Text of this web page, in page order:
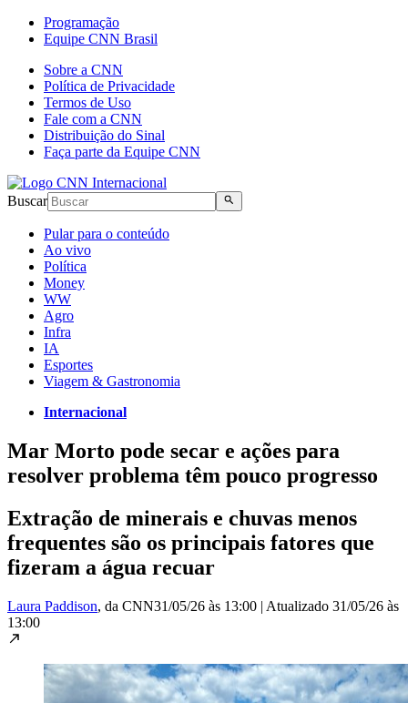
Programação
Equipe CNN Brasil
Sobre a CNN
Política de Privacidade
Termos de Uso
Fale com a CNN
Distribuição do Sinal
Faça parte da Equipe CNN
Buscar
Pular para o conteúdo
Ao vivo
Política
Money
WW
Agro
Infra
IA
Esportes
Viagem & Gastronomia
Internacional
Mar Morto pode secar e ações para
resolver problema têm pouco progresso
Extração de minerais e chuvas menos
frequentes são os principais fatores que
fizeram a água recuar
Laura Paddison, da CNN31/05/26 às 13:00 | Atualizado 31/05/26 às
13:00